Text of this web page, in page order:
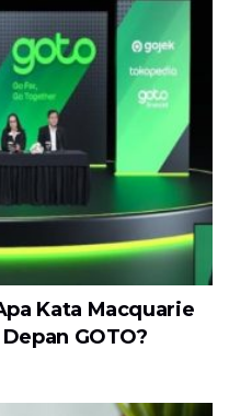
Kata Macquarie
GOTO?